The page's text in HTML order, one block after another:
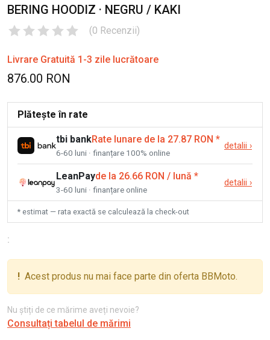
BERING HOODIZ · NEGRU / KAKI
(0 Recenzii)
Livrare Gratuită 1-3 zile lucrătoare
876.00 RON
Plătește în rate
tbi bankRate lunare de la 27.87 RON *
6-60 luni · finanțare 100% online
detalii ›
LeanPayde la 26.66 RON / lună *
3-60 luni · finanțare online
detalii ›
* estimat — rata exactă se calculează la check-out
:
! Acest produs nu mai face parte din oferta BBMoto.
Nu știți de ce mărime aveți nevoie?
Consultați tabelul de mărimi